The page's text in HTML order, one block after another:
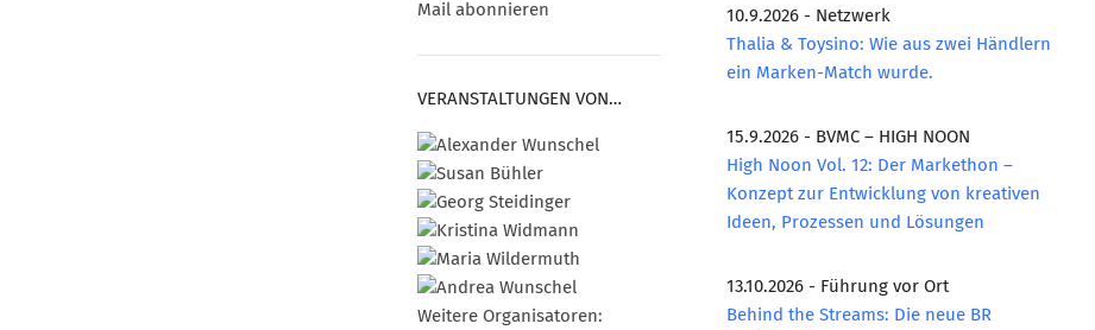
10.9.2026 - Netzwerk
Thalia & Toysino: Wie aus zwei Händlern
ein Marken-Match wurde.
15.9.2026 - BVMC – HIGH NOON
High Noon Vol. 12: Der Markethon –
Konzept zur Entwicklung von kreativen
Ideen, Prozessen und Lösungen
13.10.2026 - Führung vor Ort
Behind the Streams: Die neue BR
Mail abonnieren
VERANSTALTUNGEN VON…
Weitere Organisatoren: